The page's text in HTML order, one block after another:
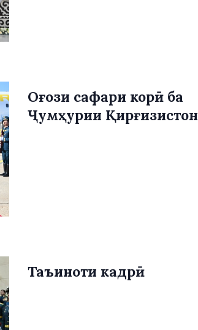
Оғози сафари корӣ ба
Ҷумҳурии Қирғизистон
Таъиноти кадрӣ